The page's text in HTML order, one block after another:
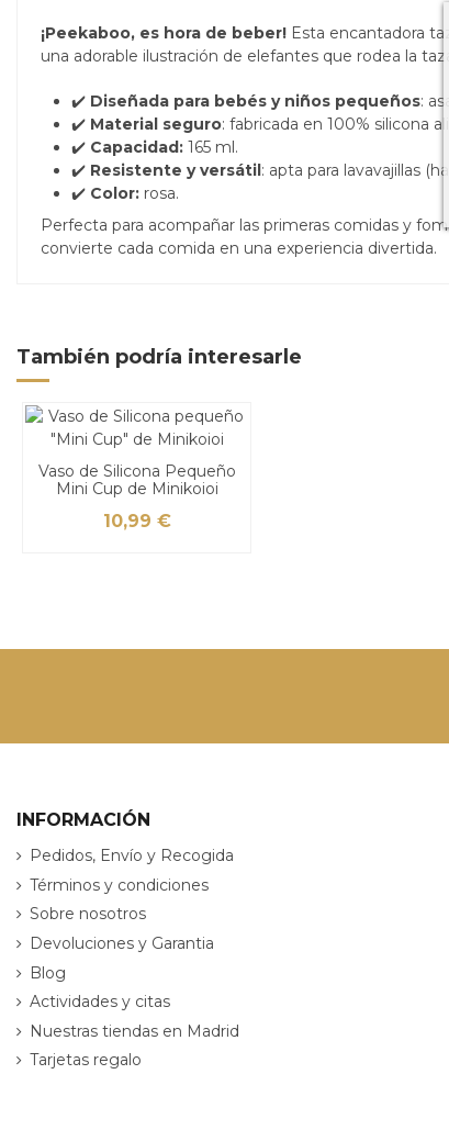
¡Peekaboo, es hora de beber! Esta encantadora
una adorable ilustración de elefantes que rodea la
✔️ Diseñada para bebés y niños pequeños:
✔️ Material seguro: fabricada en 100% silicona
✔️ Capacidad: 165 ml.
✔️ Resistente y versátil: apta para lavavajillas
✔️ Color: rosa.
Perfecta para acompañar las primeras comidas y
convierte cada comida en una experiencia divertida.
También podría interesarle
Vaso de Silicona Pequeño
Mini Cup de Minikoioi
10,99 €
INFORMACIÓN
Pedidos, Envío y Recogida
Términos y condiciones
Sobre nosotros
Devoluciones y Garantia
Blog
Actividades y citas
Nuestras tiendas en Madrid
Tarjetas regalo